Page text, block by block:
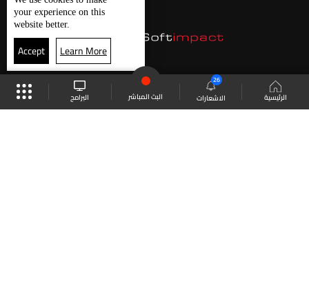
الرئيسية الاشعارات
26
البث المباشر البرامج
your experience on this
website better.
Accept Learn More
موقع البرامج الجدول البث المباشر